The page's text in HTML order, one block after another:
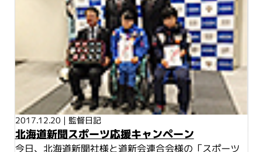
2017.12.20 | 監督日記
北海道新聞スポーツ応援キャンペーン
今日、北海道新聞社様と道新会連合会様の「スポーツ